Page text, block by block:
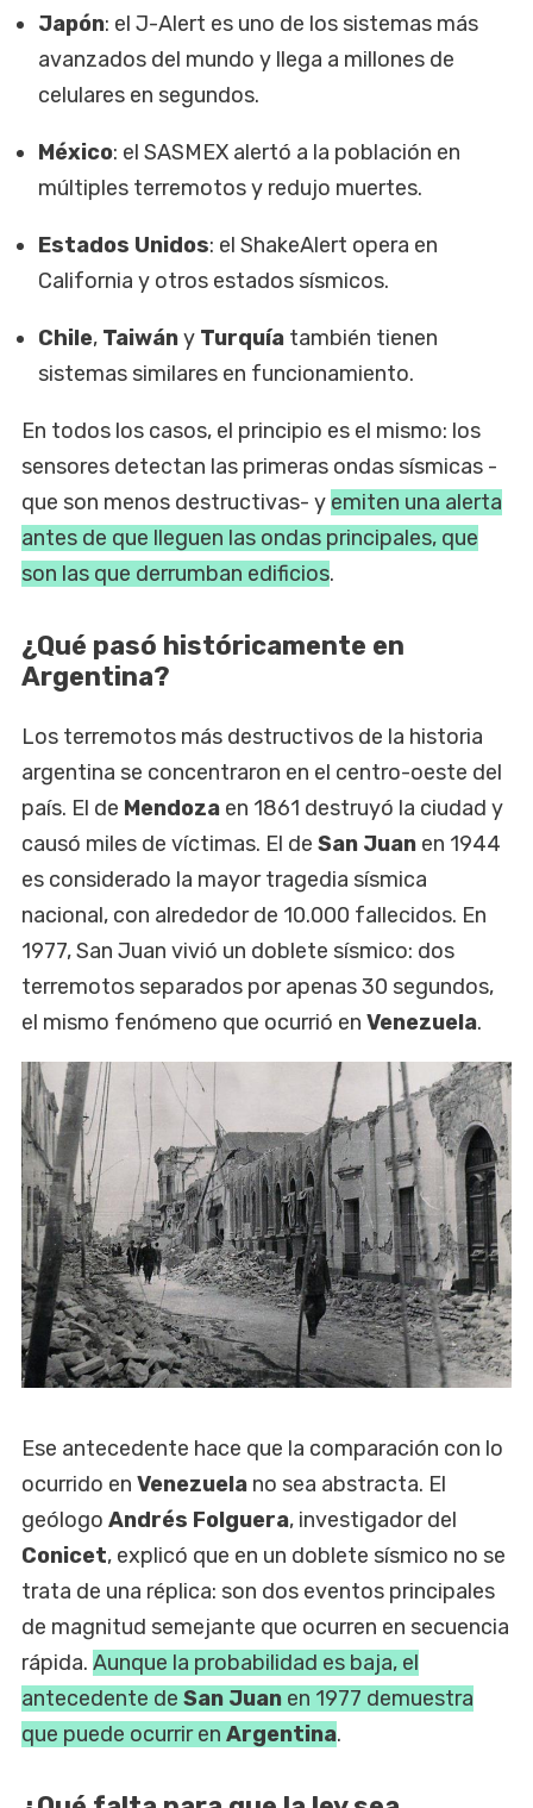
Japón: el J-Alert es uno de los sistemas más
avanzados del mundo y llega a millones de
celulares en segundos.
México: el SASMEX alertó a la población en
múltiples terremotos y redujo muertes.
Estados Unidos: el ShakeAlert opera en
California y otros estados sísmicos.
Chile, Taiwány Turquía también tienen
sistemas similares en funcionamiento.
En todos los casos, el principio es el mismo: los
sensores detectan las primeras ondas sísmicas -
que son menos destructivas- y emiten una alerta
antes de que lleguen las ondas principales, que
son las que derrumban edificios.
¿Qué pasó históricamente en
Argentina?
Los terremotos más destructivos de la historia
argentina se concentraron en el centro-oeste del
país. El de Mendoza en 1861 destruyó la ciudad y
causó miles de víctimas. El de San Juan en 1944
es considerado la mayor tragedia sísmica
nacional, con alrededor de 10.000 fallecidos. En
1977, San Juan vivió un doblete sísmico: dos
terremotos separados por apenas 30 segundos,
el mismo fenómeno que ocurrió en Venezuela.
Ese antecedente hace que la comparación con lo
ocurrido en Venezuela no sea abstracta. El
geólogo Andrés Folguera, investigador del
Conicet, explicó que en un doblete sísmico no se
trata de una réplica: son dos eventos principales
de magnitud semejante que ocurren en secuencia
rápida. Aunque la probabilidad es baja, el
antecedente de San Juan en 1977 demuestra
que puede ocurrir en Argentina.